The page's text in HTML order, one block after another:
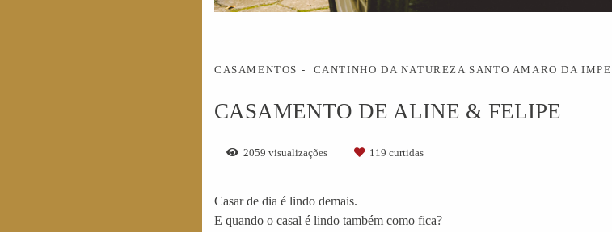
CASAMENTOS CANTINHO DA NATUREZA SANTO AMARO DA
CASAMENTO DE ALINE & FELIPE
2059 visualizações 119 curtidas
Casar de dia é lindo demais.
E quando o casal é lindo também como fica?